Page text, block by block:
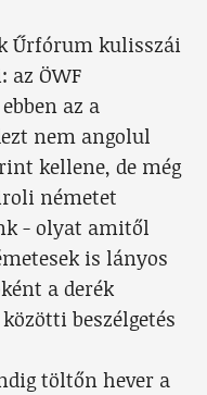
Űrfórum kulisszái
az ÖWF
az a
nem angolul
kellene, de még
németet
- olyat amitől
is lányos
a derék
beszélgetés
töltőn hever a